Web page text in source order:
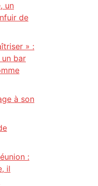
un
de
» :
bar
à son
:
il